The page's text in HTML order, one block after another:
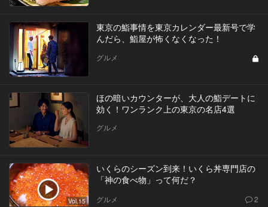
東京の鮨事情を東京カレンダー最新号で学
んだら、鮨屋が怖くなくなった！
グルメ
ほの暗いカウンターが、大人の鮨デートに
効く！ワンランク上の東京の名店4選
グルメ
Vol.15
いくらのシーズン到来！いくら丼専門店の
「神の食べ物」って何だ？
グルメ 2